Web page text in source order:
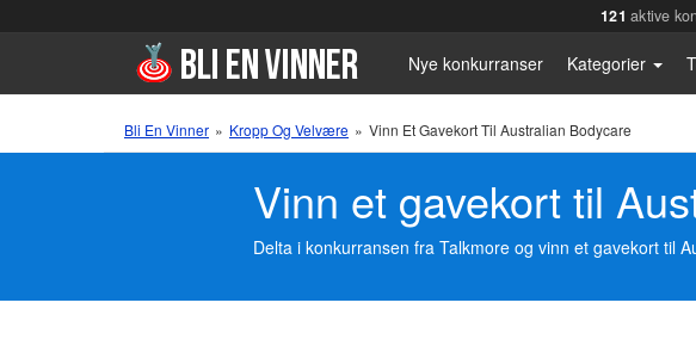
121 aktive
Nye konkurranser Kategorier
Bli En Vinner » Kropp Og Velvære » Vinn Et Gavekort Til Australian Bodycare
Vinn et gavekort til
Delta i konkurransen fra Talkmore og vinn et gavekort til